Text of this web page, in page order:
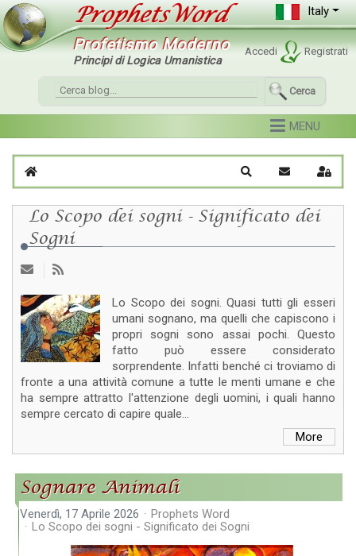
Italy
Profetismo Moderno
Principi di Logica Umanistica
Cerca
Home Cerca Iscriviti alSign
Lo Scopo dei sogni - Significato dei
Sogni
Lo Scopo dei sogni. Quasi tutti gli esseri
umani sognano, ma quelli che capiscono i
propri sogni sono assai pochi. Questo
fatto può essere considerato
sorprendente. Infatti benché ci troviamo di
fronte a una attività comune a tutte le menti umane e che
ha sempre attratto l'attenzione degli uomini, i quali hanno
sempre cercato di capire quale...
More
Sognare Animali
Venerdì, 17 Aprile 2026
Prophets Word
Lo Scopo dei sogni - Significato dei Sogni
Accedi Registrati